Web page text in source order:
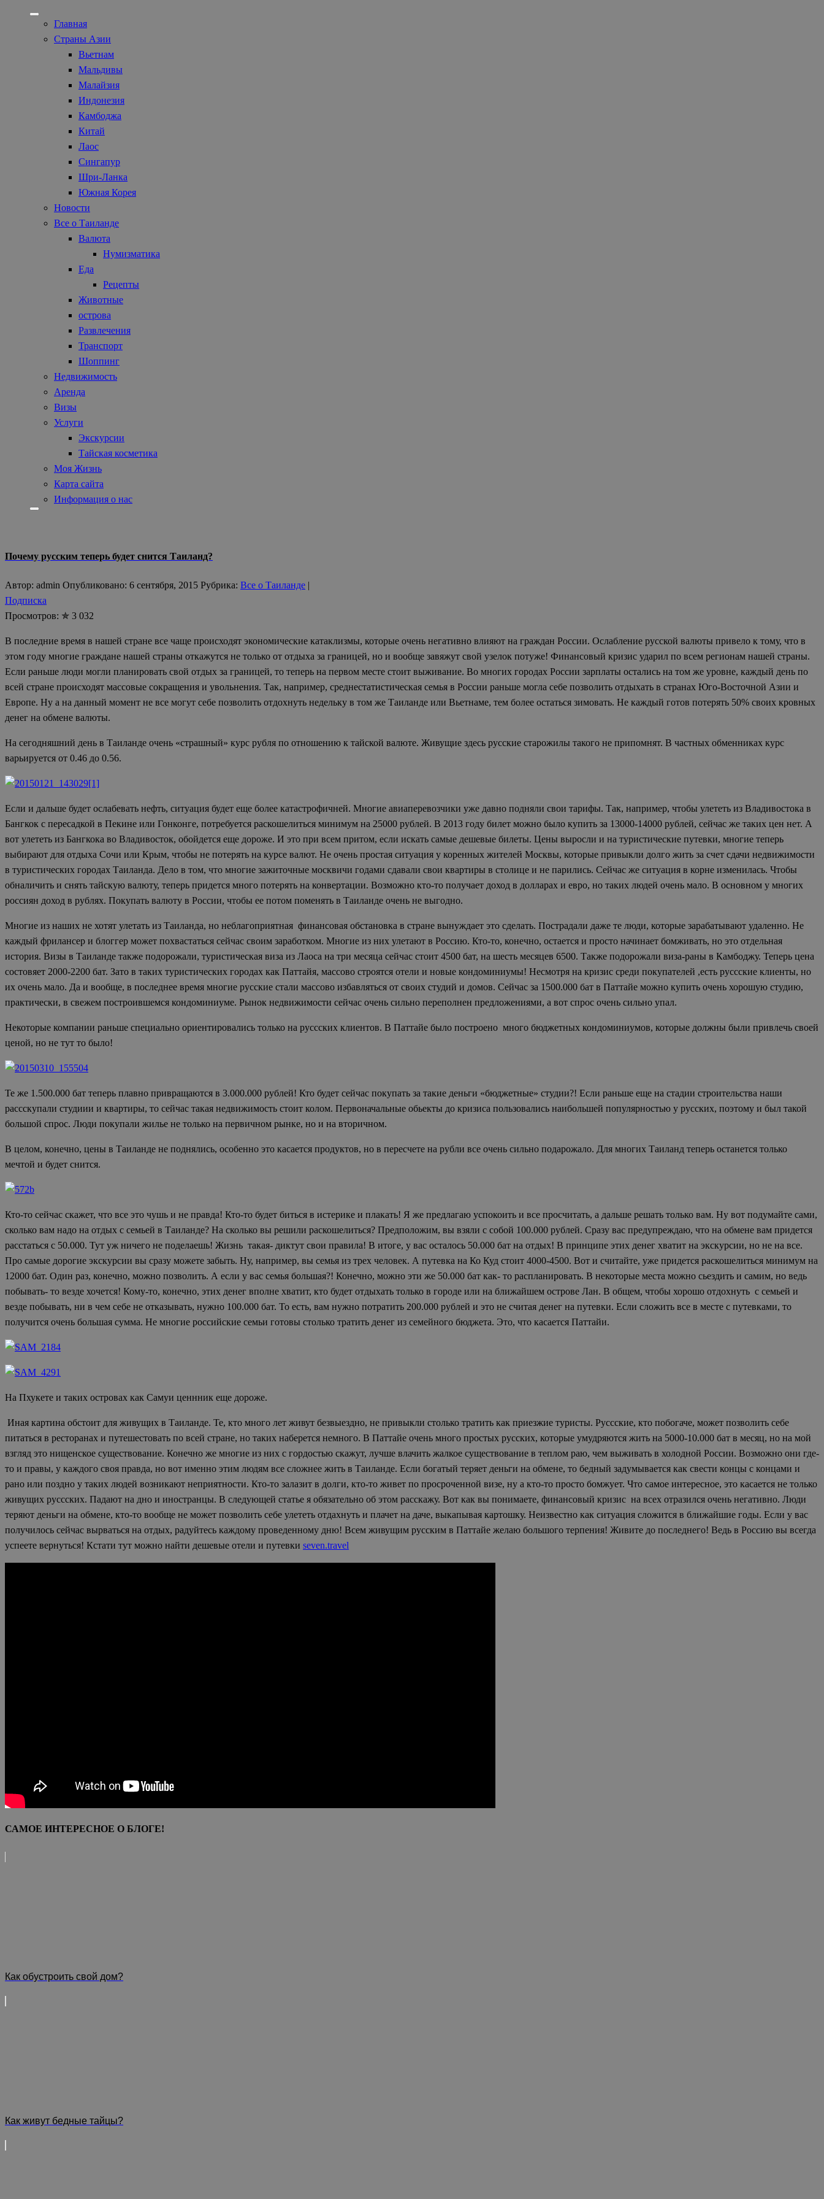
Главная
Страны Азии
Вьетнам
Мальдивы
Малайзия
Индонезия
Камбоджа
Китай
Лаос
Сингапур
Шри-Ланка
Южная Корея
Новости
Все о Таиланде
Валюта
Нумизматика
Еда
Рецепты
Животные
острова
Развлечения
Транспорт
Шоппинг
Недвижимость
Аренда
Визы
Услуги
Экскурсии
Тайская косметика
Моя Жизнь
Карта сайта
Информация о нас
Почему русским теперь будет снится Таиланд?
Автор: admin Опубликовано: 6 сентября, 2015 Рубрика: Все о Таиланде |
Подписка
Просмотров: ✯ 3 032
В последние время в нашей стране все чаще происходят экономические катаклизмы, которые очень негативно влияют на граждан России. Ослабление русской валюты привело к тому, что в
этом году многие граждане нашей страны откажутся не только от отдыха за границей, но и вообще завяжут свой узелок потуже! Финансовый кризис ударил по всем регионам нашей страны.
Если раньше люди могли планировать свой отдых за границей, то теперь на первом месте стоит выживание. Во многих городах России зарплаты остались на том же уровне, каждый день по
всей стране происходят массовые сокращения и увольнения. Так, например, среднестатистическая семья в России раньше могла себе позволить отдыхать в странах Юго-Восточной Азии и
Европе. Ну а на данный момент не все могут себе позволить отдохнуть недельку в том же Таиланде или Вьетнаме, тем более остаться зимовать. Не каждый готов потерять 50% своих кровных
денег на обмене валюты.
На сегодняшний день в Таиланде очень «страшный» курс рубля по отношению к тайской валюте. Живущие здесь русские старожилы такого не припомнят. В частных обменниках курс
варьируется от 0.46 до 0.56.
Если и дальше будет ослабевать нефть, ситуация будет еще более катастрофичней. Многие авиаперевозчики уже давно подняли свои тарифы. Так, например, чтобы улететь из Владивостока в
Бангкок с пересадкой в Пекине или Гонконге, потребуется раскошелиться минимум на 25000 рублей. В 2013 году билет можно было купить за 13000-14000 рублей, сейчас же таких цен нет. А
вот улететь из Бангкока во Владивосток, обойдется еще дороже. И это при всем притом, если искать самые дешевые билеты. Цены выросли и на туристические путевки, многие теперь
выбирают для отдыха Сочи или Крым, чтобы не потерять на курсе валют. Не очень простая ситуация у коренных жителей Москвы, которые привыкли долго жить за счет сдачи недвижимости
в туристических городах Таиланда. Дело в том, что многие зажиточные москвичи годами сдавали свои квартиры в столице и не парились. Сейчас же ситуация в корне изменилась. Чтобы
обналичить и снять тайскую валюту, теперь придется много потерять на конвертации. Возможно кто-то получает доход в долларах и евро, но таких людей очень мало. В основном у многих
россиян доход в рублях. Покупать валюту в России, чтобы ее потом поменять в Таиланде очень не выгодно.
Многие из наших не хотят улетать из Таиланда, но неблагоприятная финансовая обстановка в стране вынуждает это сделать. Пострадали даже те люди, которые зарабатывают удаленно. Не
каждый фрилансер и блоггер может похвастаться сейчас своим заработком. Многие из них улетают в Россию. Кто-то, конечно, остается и просто начинает бомживать, но это отдельная
история. Визы в Таиланде также подорожали, туристическая виза из Лаоса на три месяца сейчас стоит 4500 бат, на шесть месяцев 6500. Также подорожали виза-раны в Камбоджу. Теперь цена
состовяет 2000-2200 бат. Зато в таких туристических городах как Паттайя, массово строятся отели и новые кондоминиумы! Несмотря на кризис среди покупателей ,есть руссские клиенты, но
их очень мало. Да и вообще, в последнее время многие русские стали массово избавляться от своих студий и домов. Сейчас за 1500.000 бат в Паттайе можно купить очень хорошую студию,
практически, в свежем построившемся кондоминиуме. Рынок недвижимости сейчас очень сильно переполнен предложениями, а вот спрос очень сильно упал.
Некоторые компании раньше специально ориентировались только на руссских клиентов. В Паттайе было построено много бюджетных кондоминиумов, которые должны были привлечь своей
ценой, но не тут то было!
Те же 1.500.000 бат теперь плавно привращаются в 3.000.000 рублей! Кто будет сейчас покупать за такие деньги «бюджетные» студии?! Если раньше еще на стадии строительства наши
рассскупали студиии и квартиры, то сейчас такая недвижимость стоит колом. Первоначальные обьекты до кризиса пользовались наибольшей популярностью у русских, поэтому и был такой
большой спрос. Люди покупали жилье не только на первичном рынке, но и на вторичном.
В целом, конечно, цены в Таиланде не поднялись, особенно это касается продуктов, но в пересчете на рубли все очень сильно подарожало. Для многих Таиланд теперь останется только
мечтой и будет снится.
Кто-то сейчас скажет, что все это чушь и не правда! Кто-то будет биться в истерике и плакать! Я же предлагаю успокоить и все просчитать, а дальше решать только вам. Ну вот подумайте сами,
сколько вам надо на отдых с семьей в Таиланде? На сколько вы решили раскошелиться? Предположим, вы взяли с собой 100.000 рублей. Сразу вас предупреждаю, что на обмене вам придется
расстаться с 50.000. Тут уж ничего не поделаешь! Жизнь такая- диктут свои правила! В итоге, у вас осталось 50.000 бат на отдых! В принципе этих денег хватит на экскурсии, но не на все.
Про самые дорогие экскурсии вы сразу можете забыть. Ну, например, вы семья из трех человек. А путевка на Ко Куд стоит 4000-4500. Вот и считайте, уже придется раскошелиться минимум на
12000 бат. Один раз, конечно, можно позволить. А если у вас семья большая?! Конечно, можно эти же 50.000 бат как- то распланировать. В некоторые места можно сьездить и самим, но ведь
побывать- то везде хочется! Кому-то, конечно, этих денег вполне хватит, кто будет отдыхать только в городе или на ближайшем острове Лан. В общем, чтобы хорошо отдохнуть с семьей и
везде побывать, ни в чем себе не отказывать, нужно 100.000 бат. То есть, вам нужно потратить 200.000 рублей и это не считая денег на путевки. Если сложить все в месте с путевками, то
получится очень большая сумма. Не многие российские семьи готовы столько тратить денег из семейного бюджета. Это, что касается Паттайи.
На Пхукете и таких островах как Самуи ценнник еще дороже.
Иная картина обстоит для живущих в Таиланде. Те, кто много лет живут безвыездно, не привыкли столько тратить как приезжие туристы. Руссские, кто побогаче, может позволить себе
питаться в ресторанах и путешестовать по всей стране, но таких наберется немного. В Паттайе очень много простых русских, которые умудряются жить на 5000-10.000 бат в месяц, но на мой
взгляд это нищенское существование. Конечно же многие из них с гордостью скажут, лучше влачить жалкое существование в теплом раю, чем выживать в холодной России. Возможно они где-
то и правы, у каждого своя правда, но вот именно этим людям все сложнее жить в Таиланде. Если богатый теряет деньги на обмене, то бедный задумывается как свести концы с концами и
рано или поздно у таких людей возникают неприятности. Кто-то залазит в долги, кто-то живет по просроченной визе, ну а кто-то просто бомжует. Что самое интересное, это касается не только
живущих руссских. Падают на дно и иностранцы. В следующей статье я обязательно об этом расскажу. Вот как вы понимаете, финансовый кризис на всех отразился очень негативно. Люди
теряют деньги на обмене, кто-то вообще не может позволить себе улететь отдахнуть и плачет на даче, выкапывая картошку. Неизвестно как ситуация сложится в ближайшие годы. Если у вас
получилось сейчас вырваться на отдых, радуйтесь каждому проведенному дню! Всем живущим русским в Паттайе желаю большого терпения! Живите до последнего! Ведь в Россию вы всегда
успеете вернуться! Кстати тут можно найти дешевые отели и путевки seven.travel
САМОЕ ИНТЕРЕСНОЕ О БЛОГЕ!
Как обустроить свой дом?
Как живут бедные тайцы?